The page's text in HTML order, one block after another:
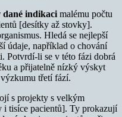
dané indikacimalému počtu
[desítky až stovky].
Hledá se nejlepší
údaje, například o chování
Potvrdí-li se v této fázi dobrá
a přijatelně nízký výskyt
třetí fází.
s projekty s velkým
i tisíce pacientů]. Ty prokazují